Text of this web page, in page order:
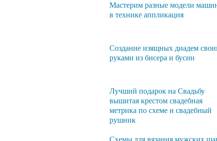
Мастерим разные модели
в технике аппликация
Создание изящных диадем
руками из бисера и бусин
Лучший подарок на Свадьбу
вышитая крестом свадебная
метрика по схеме и свадебный
рушник
Схемы для вязания мужских